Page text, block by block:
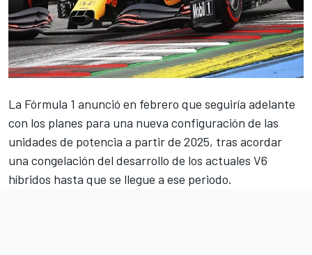
La Fórmula 1 anunció en febrero que seguiría adelante
con los planes para una nueva configuración de las
unidades de potencia a partir de 2025, tras acordar
una congelación del desarrollo de los actuales V6
híbridos hasta que se llegue a ese periodo.